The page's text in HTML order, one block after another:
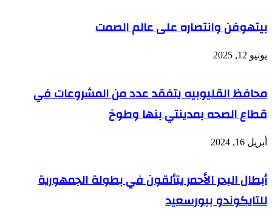
بيتهوفن وانتصاره على عالم الصمت
يونيو 12, 2025
محافظ القليوبيه يتفقد عدد من المشروعات في
قطاع الصحه بمدينتي بنها وطوخ
أبريل 16, 2024
أبطال البحر الأحمر يتألقون في بطولة الجمهورية
للتايكوندو ببورسعيد